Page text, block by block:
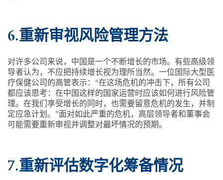
6.重新审视风险管理方法
对许多公司来说，中国是一个不断增长的市场。有些高级领
导者认为，不应把持续增长视为理所当然。一位国际大型医
疗保健公司的高管表示：“在这场危机的冲击下，所有公司
都应该思考：在中国这样的国家运营时应该如何进行风险管
理。在我们享受增长的同时，也需要留意危机的发生，并制
定应急计划。”面对如此严重的危机，高层领导者和董事会
可能需要重新审视并调整对最坏情况的预期。
7.重新评估数字化筹备情况